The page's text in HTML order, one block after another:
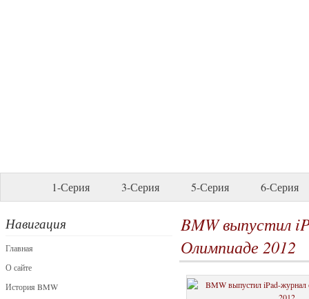
1-Серия 3-Серия 5-Серия 6-Серия
Навигация
Главная
О сайте
История BMW
BMW выпустил
Олимпиаде 2012